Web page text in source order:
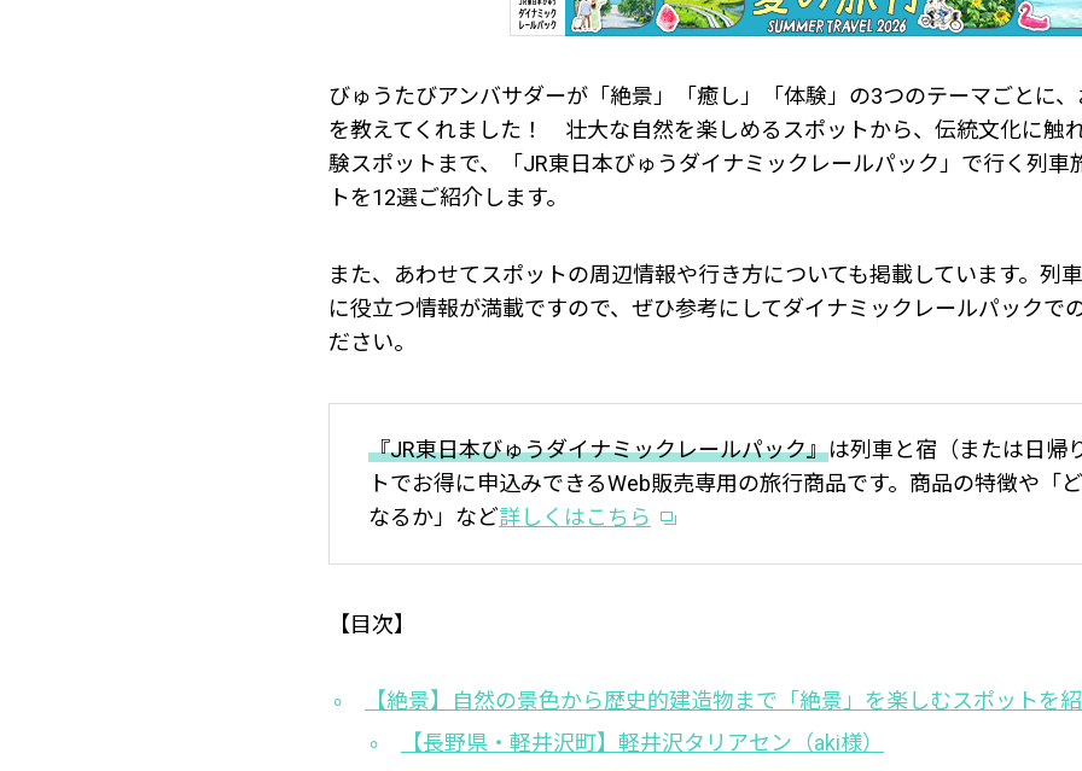
びゅうたびアンバサダーが「絶景」「癒し」「体験」の3つのテーマごとに
を教えてくれました！ 壮大な自然を楽しめるスポットから、伝統文化に触
験スポットまで、「JR東日本びゅうダイナミックレールパック」で行く列車
トを12選ご紹介します。
また、あわせてスポットの周辺情報や行き方についても掲載しています。列
に役立つ情報が満載ですので、ぜひ参考にしてダイナミックレールパックで
ださい。
『JR東日本びゅうダイナミックレールパック』は列車と宿（または日帰
トでお得に申込みできるWeb販売専用の旅行商品です。商品の特徴や「
なるか」など詳しくはこちら
【目次】
【絶景】自然の景色から歴史的建造物まで「絶景」を楽しむスポットを
【長野県・軽井沢町】軽井沢タリアセン（aki様）